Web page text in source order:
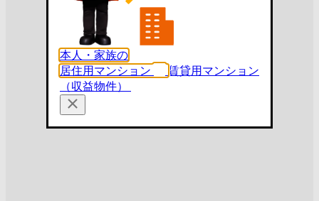
本人・家族の
居住用マンション
賃貸用マンション
（収益物件）